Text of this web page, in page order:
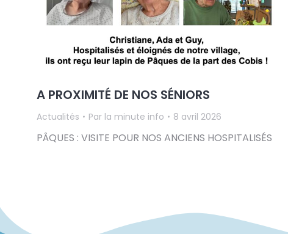
A PROXIMITÉ DE NOS SÉNIORS
Actualités Par la minute info 8 avril 2026
PÂQUES : VISITE POUR NOS ANCIENS HOSPITALISÉS